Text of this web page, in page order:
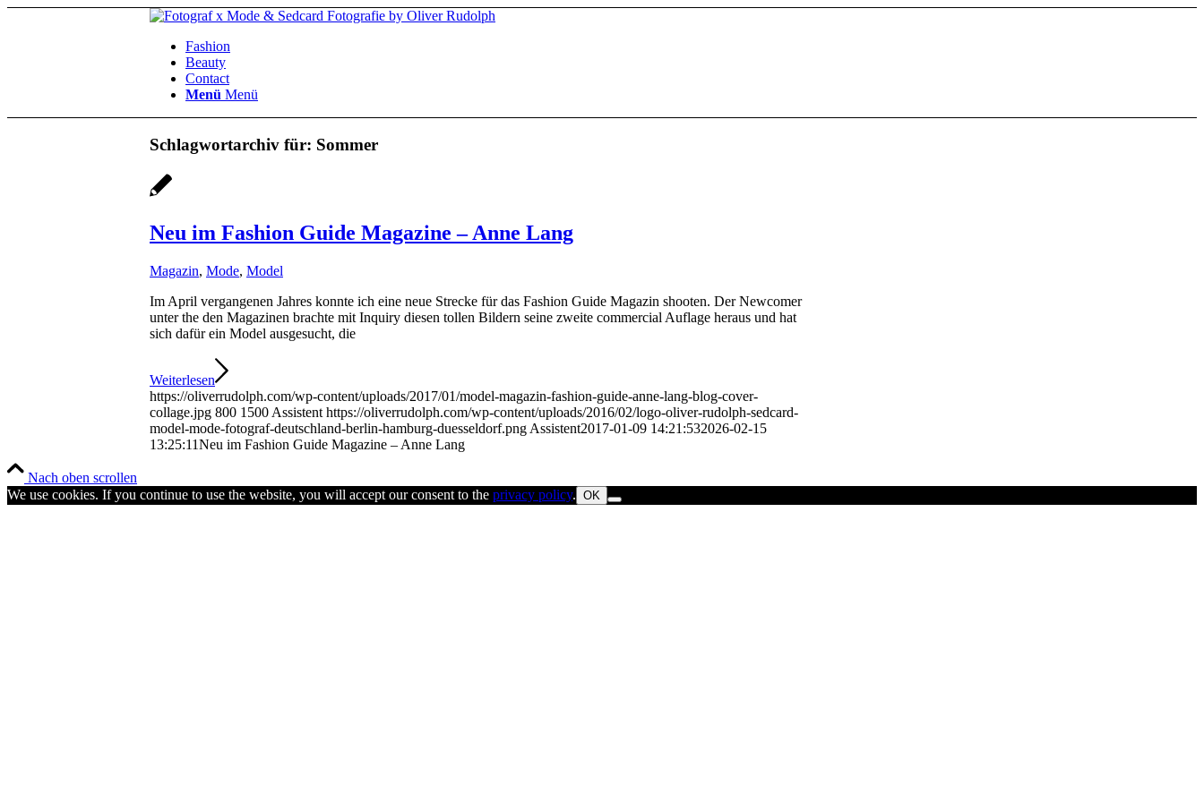
Fashion
Beauty
Contact
Menü Menü
Schlagwortarchiv für: Sommer
Neu im Fashion Guide Magazine – Anne Lang
Magazin, Mode, Model
Im April vergangenen Jahres konnte ich eine neue Strecke für das Fashion Guide Magazin shooten. Der Newcomer
unter the den Magazinen brachte mit Inquiry diesen tollen Bildern seine zweite commercial Auflage heraus und hat
sich dafür ein Model ausgesucht, die
Weiterlesen
https://oliverrudolph.com/wp-content/uploads/2017/01/model-magazin-fashion-guide-anne-lang-blog-cover-
collage.jpg 800 1500 Assistent https://oliverrudolph.com/wp-content/uploads/2016/02/logo-oliver-rudolph-sedcard-
model-mode-fotograf-deutschland-berlin-hamburg-duesseldorf.png Assistent2017-01-09 14:21:532026-02-15
13:25:11Neu im Fashion Guide Magazine – Anne Lang
Nach oben scrollen
We use cookies. If you continue to use the website, you will accept our consent to the privacy policy. OK